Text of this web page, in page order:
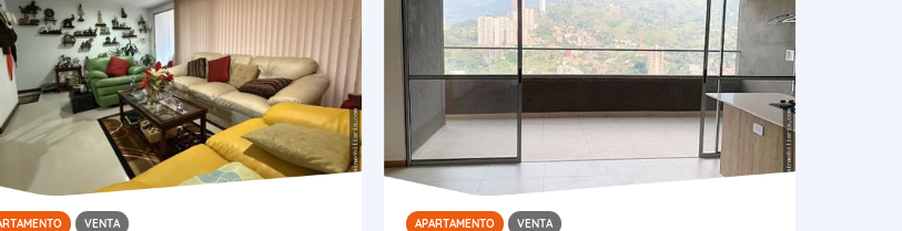
VENTA APARTAMENTO VENTA